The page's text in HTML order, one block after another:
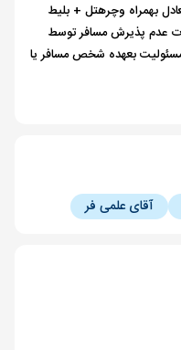
یا ارز معادل بهمراه وچرهتل + بلیط
عدم پذیرش مسافر توسط
مسئولیت بعهده شخص مسافر یا
آقای علمی فر